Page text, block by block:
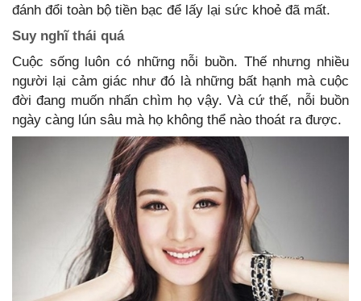
đánh đổi toàn bộ tiền bạc để lấy lại sức khoẻ đã mất.
Suy nghĩ thái quá
Cuộc sống luôn có những nỗi buồn. Thế nhưng nhiều
người lại cảm giác như đó là những bất hạnh mà cuộc
đời đang muốn nhấn chìm họ vậy. Và cứ thế, nỗi buồn
ngày càng lún sâu mà họ không thể nào thoát ra được.